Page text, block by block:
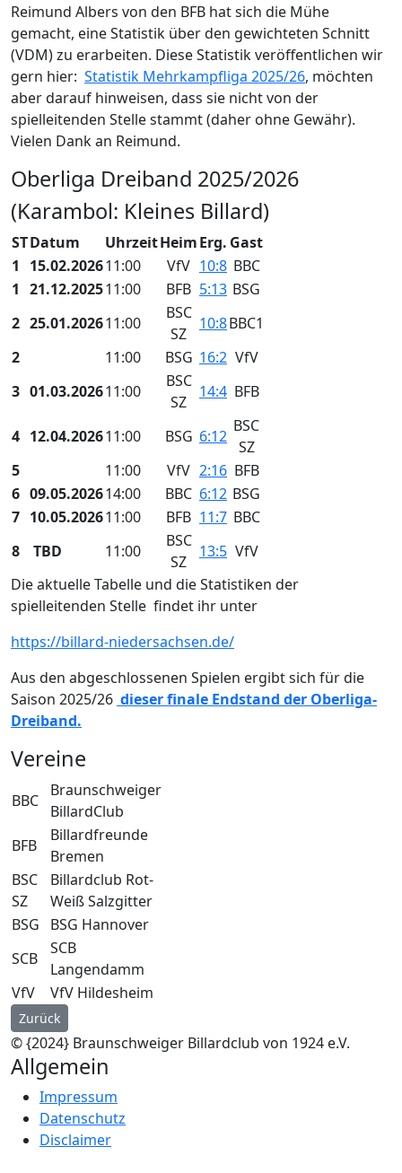
Reimund Albers von den BFB hat sich die Mühe
gemacht, eine Statistik über den gewichteten Schnitt
(VDM) zu erarbeiten. Diese Statistik veröffentlichen wir
gern hier: Statistik Mehrkampfliga 2025/26, möchten
aber darauf hinweisen, dass sie nicht von der
spielleitenden Stelle stammt (daher ohne Gewähr).
Vielen Dank an Reimund.
Oberliga Dreiband 2025/2026
(Karambol: Kleines Billard)
STDatum UhrzeitHeimErg. Gast
1
15.02.202611:00 VfV 10:8 BBC
1 21.12.202511:00 BFB 5:13 BSG
2 25.01.202611:00
BSC
SZ
10:8BBC1
2
11:00 BSG 16:2 VfV
3 01.03.202611:00
BSC
SZ
14:4 BFB
4 12.04.202611:00 BSG 6:12
BSC
SZ
5
11:00 VfV 2:16 BFB
6 09.05.202614:00 BBC 6:12 BSG
7 10.05.202611:00 BFB 11:7 BBC
8
TBD 11:00
BSC
SZ
13:5 VfV
Die aktuelle Tabelle und die Statistiken der
spielleitenden Stelle findet ihr unter
https://billard-niedersachsen.de/
Aus den abgeschlossenen Spielen ergibt sich für die
Saison 2025/26 dieser finale Endstand der Oberliga-
Dreiband.
Vereine
BBC
Braunschweiger
BillardClub
BFB
Billardfreunde
Bremen
BSC
SZ
Billardclub Rot-
Weiß Salzgitter
BSG
BSG Hannover
SCB
SCB
Langendamm
VfV
VfV Hildesheim
Vorheriger Beitrag: BBC1 Vizemeister
Zurück
© {2024} Braunschweiger Billardclub von 1924 e.V.
Allgemein
Impressum
Datenschutz
Disclaimer